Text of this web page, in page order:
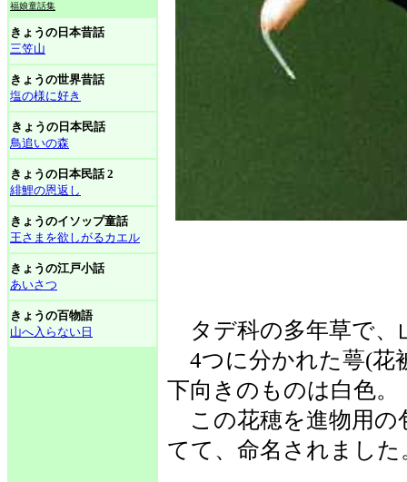
福娘童話集
きょうの日本昔話
三笠山
きょうの世界昔話
塩の様に好き
きょうの日本民話
鳥追いの森
きょうの日本民話 2
緋鯉の恩返し
きょうのイソップ童話
王さまを欲しがるカエル
きょうの江戸小話
あいさつ
きょうの百物語
山へ入らない日
タデ科の多年草で、
4つに分かれた萼(花
下向きのものは白色。
この花穂を進物用の
てて、命名されました